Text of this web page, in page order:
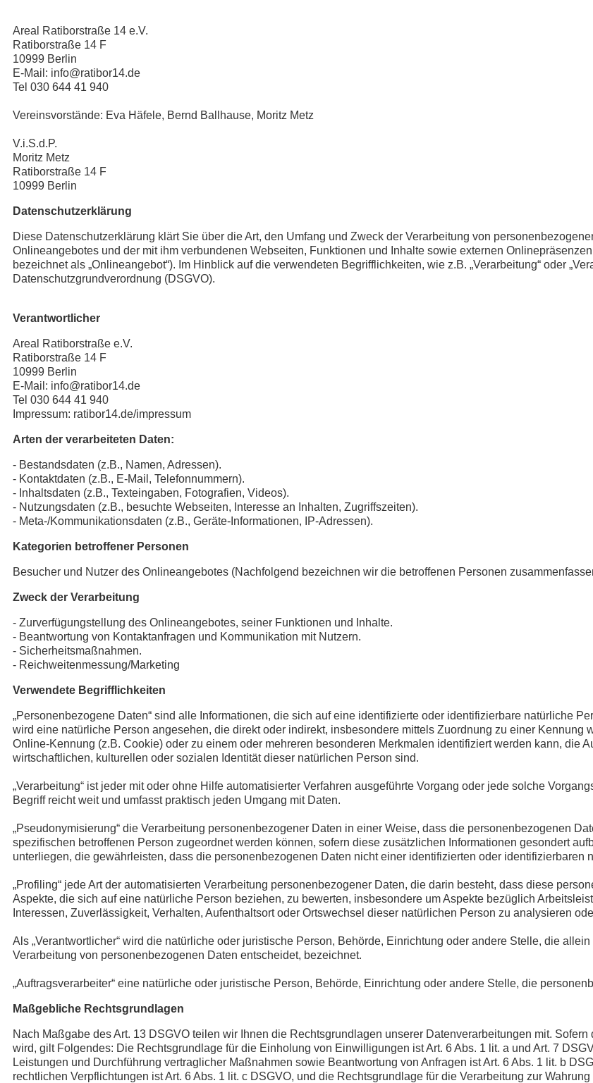
Areal Ratiborstraße 14 e.V.
Ratiborstraße 14 F
10999 Berlin
E-Mail: info@ratibor14.de
Tel 030 644 41 940
Vereinsvorstände: Eva Häfele, Bernd Ballhause, Moritz Metz
V.i.S.d.P.
Moritz Metz
Ratiborstraße 14 F
10999 Berlin
Datenschutzerklärung
Diese Datenschutzerklärung klärt Sie über die Art, den Umfang und Zweck der Verarbeitung von
Onlineangebotes und der mit ihm verbundenen Webseiten, Funktionen und Inhalte sowie externen
bezeichnet als „Onlineangebot“). Im Hinblick auf die verwendeten Begrifflichkeiten, wie z.B. „Verarbeitung“ oder
Datenschutzgrundverordnung (DSGVO).
Verantwortlicher
Areal Ratiborstraße e.V.
Ratiborstraße 14 F
10999 Berlin
E-Mail: info@ratibor14.de
Tel 030 644 41 940
Impressum: ratibor14.de/impressum
Arten der verarbeiteten Daten:
- Bestandsdaten (z.B., Namen, Adressen).
- Kontaktdaten (z.B., E-Mail, Telefonnummern).
- Inhaltsdaten (z.B., Texteingaben, Fotografien, Videos).
- Nutzungsdaten (z.B., besuchte Webseiten, Interesse an Inhalten, Zugriffszeiten).
- Meta-/Kommunikationsdaten (z.B., Geräte-Informationen, IP-Adressen).
Kategorien betroffener Personen
Besucher und Nutzer des Onlineangebotes (Nachfolgend bezeichnen wir die betroffenen Personen
Zweck der Verarbeitung
- Zurverfügungstellung des Onlineangebotes, seiner Funktionen und Inhalte.
- Beantwortung von Kontaktanfragen und Kommunikation mit Nutzern.
- Sicherheitsmaßnahmen.
- Reichweitenmessung/Marketing
Verwendete Begrifflichkeiten
„Personenbezogene Daten“ sind alle Informationen, die sich auf eine identifizierte oder identifizierbare natürliche
wird eine natürliche Person angesehen, die direkt oder indirekt, insbesondere mittels Zuordnung zu einer Kennung
Online-Kennung (z.B. Cookie) oder zu einem oder mehreren besonderen Merkmalen identifiziert werden kann, die
wirtschaftlichen, kulturellen oder sozialen Identität dieser natürlichen Person sind.
„Verarbeitung“ ist jeder mit oder ohne Hilfe automatisierter Verfahren ausgeführte Vorgang oder jede solche
Begriff reicht weit und umfasst praktisch jeden Umgang mit Daten.
„Pseudonymisierung“ die Verarbeitung personenbezogener Daten in einer Weise, dass die personenbezogenen
spezifischen betroffenen Person zugeordnet werden können, sofern diese zusätzlichen Informationen gesondert
unterliegen, die gewährleisten, dass die personenbezogenen Daten nicht einer identifizierten oder identifizierbaren
„Profiling“ jede Art der automatisierten Verarbeitung personenbezogener Daten, die darin besteht, dass diese
Aspekte, die sich auf eine natürliche Person beziehen, zu bewerten, insbesondere um Aspekte bezüglich
Interessen, Zuverlässigkeit, Verhalten, Aufenthaltsort oder Ortswechsel dieser natürlichen Person zu analysieren
Als „Verantwortlicher“ wird die natürliche oder juristische Person, Behörde, Einrichtung oder andere Stelle, die
Verarbeitung von personenbezogenen Daten entscheidet, bezeichnet.
„Auftragsverarbeiter“ eine natürliche oder juristische Person, Behörde, Einrichtung oder andere Stelle, die
Maßgebliche Rechtsgrundlagen
Nach Maßgabe des Art. 13 DSGVO teilen wir Ihnen die Rechtsgrundlagen unserer Datenverarbeitungen mit.
wird, gilt Folgendes: Die Rechtsgrundlage für die Einholung von Einwilligungen ist Art. 6 Abs. 1 lit. a und Art. 7
Leistungen und Durchführung vertraglicher Maßnahmen sowie Beantwortung von Anfragen ist Art. 6 Abs. 1 lit. b
rechtlichen Verpflichtungen ist Art. 6 Abs. 1 lit. c DSGVO, und die Rechtsgrundlage für die Verarbeitung zur